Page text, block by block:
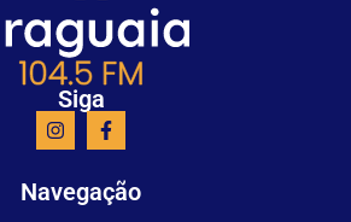
Siga
Navegação